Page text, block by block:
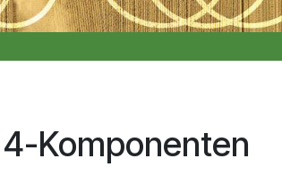
Komponenten